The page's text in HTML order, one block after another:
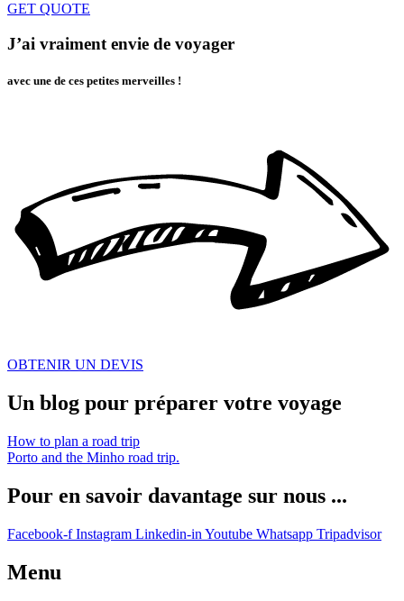
GET QUOTE
J’ai vraiment envie de voyager
avec une de ces petites merveilles !
OBTENIR UN DEVIS
Un blog pour préparer votre voyage
How to plan a road trip
Porto and the Minho road trip.
Pour en savoir davantage sur nous ...
Facebook-f Instagram Linkedin-in Youtube Whatsapp Tripadvisor
Menu